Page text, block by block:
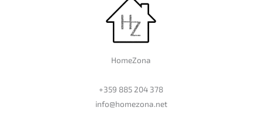
HomeZona
+359 885 204 378
info@homezona.net